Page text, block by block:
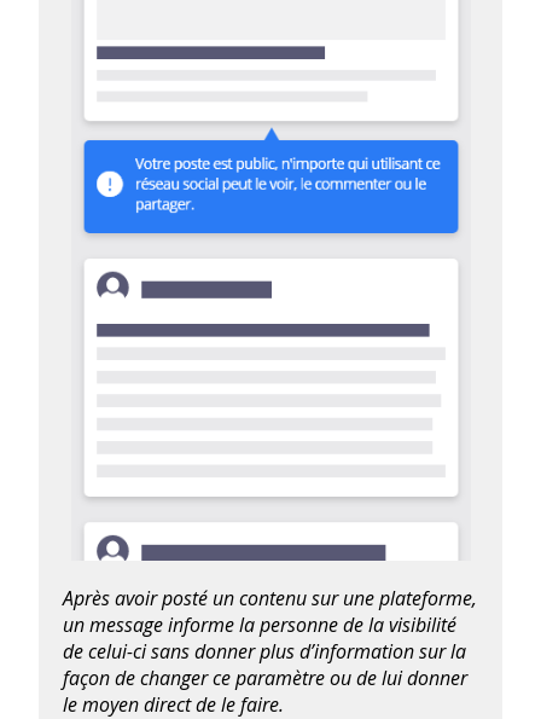
Après avoir posté un contenu sur une plateforme,
un message informe la personne de la visibilité
de celui-ci sans donner plus d’information sur la
façon de changer ce paramètre ou de lui donner
le moyen direct de le faire.